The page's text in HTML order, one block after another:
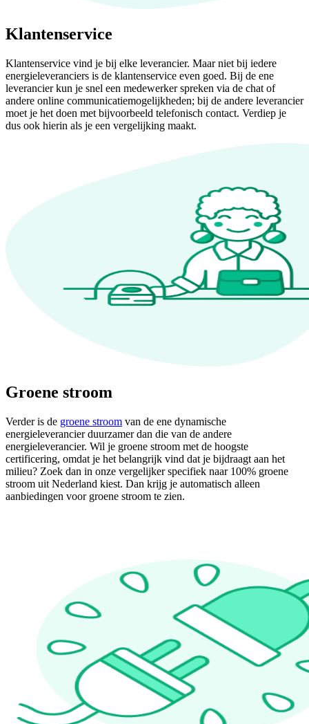
Klantenservice
Klantenservice vind je bij elke leverancier. Maar niet bij iedere
energieleveranciers is de klantenservice even goed. Bij de ene
leverancier kun je snel een medewerker spreken via de chat of
andere online communicatiemogelijkheden; bij de andere leverancier
moet je het doen met bijvoorbeeld telefonisch contact. Verdiep je
dus ook hierin als je een vergelijking maakt.
Groene stroom
Verder is de groene stroom van de ene dynamische
energieleverancier duurzamer dan die van de andere
energieleverancier. Wil je groene stroom met de hoogste
certificering, omdat je het belangrijk vind dat je bijdraagt aan het
milieu? Zoek dan in onze vergelijker specifiek naar 100% groene
stroom uit Nederland kiest. Dan krijg je automatisch alleen
aanbiedingen voor groene stroom te zien.